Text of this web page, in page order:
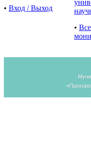
• Вход / Выход
•